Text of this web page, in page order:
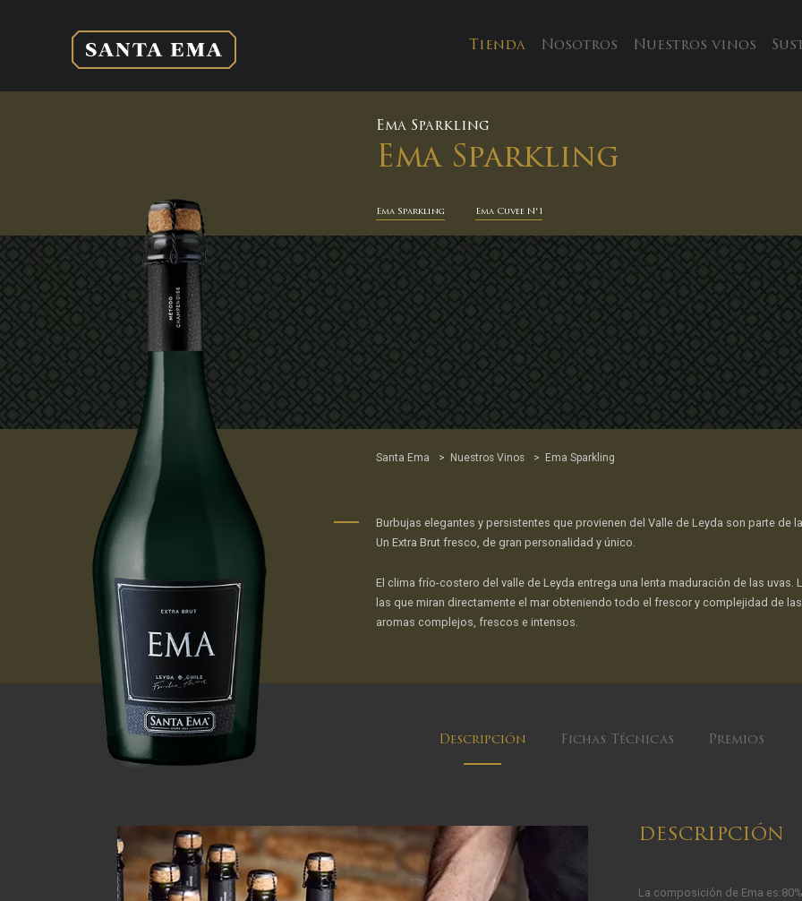
Tienda Nosotros Nuestros vinos
Ema Sparkling
Ema Sparkling
Ema Sparkling Ema Cuvee N°1
Santa Ema > Nuestros Vinos > Ema Sparkling
Burbujas elegantes y persistentes que provienen del Valle de Leyda son parte de
Un Extra Brut fresco, de gran personalidad y único.
El clima frío-costero del valle de Leyda entrega una lenta maduración de las
las que miran directamente el mar obteniendo todo el frescor y complejidad de
aromas complejos, frescos e intensos.
Descripción Fichas Técnicas Premios
DESCRIPCIÓN
La composición de Ema